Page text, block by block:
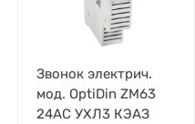
Звонок электрич.
мод. OptiDin ZM63
24AC УХЛ3 КЭАЗ